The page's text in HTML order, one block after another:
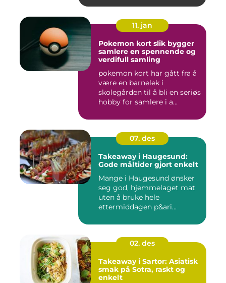
11. jan
Pokemon kort slik bygger
samlere en spennende og
verdifull samling
pokemon kort har gått fra å
være en barnelek i
skolegården til å bli en seriøs
hobby for samlere i a...
07. des
Takeaway i Haugesund:
Gode måltider gjort enkelt
Mange i Haugesund ønsker
seg god, hjemmelaget mat
uten å bruke hele
ettermiddagen p&ari...
02. des
Takeaway i Sartor: Asiatisk
smak på Sotra, raskt og
enkelt